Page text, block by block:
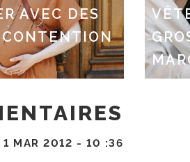
AVEC DES
1 MAR 2012 - 10 :36